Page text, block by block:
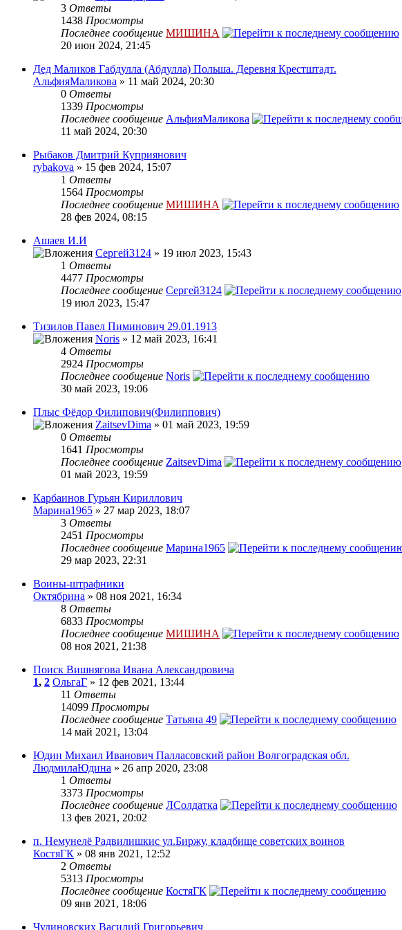
3 Ответы
1438 Просмотры
Последнее сообщение МИШИНА
20 июн 2024, 21:45
Дед Маликов Габдулла (Абдулла) Польша. Деревня Крестштадт.
АльфияМаликова » 11 май 2024, 20:30
0 Ответы
1339 Просмотры
Последнее сообщение АльфияМаликова
11 май 2024, 20:30
Рыбаков Дмитрий Куприянович
rybakova » 15 фев 2024, 15:07
1 Ответы
1564 Просмотры
Последнее сообщение МИШИНА
28 фев 2024, 08:15
Ашаев И.И
Сергей3124 » 19 июл 2023, 15:43
1 Ответы
4477 Просмотры
Последнее сообщение Сергей3124
19 июл 2023, 15:47
Тизилов Павел Пиминович 29.01.1913
Noris » 12 май 2023, 16:41
4 Ответы
2924 Просмотры
Последнее сообщение Noris
30 май 2023, 19:06
Плыс Фёдор Филипович(Филиппович)
ZaitsevDima » 01 май 2023, 19:59
0 Ответы
1641 Просмотры
Последнее сообщение ZaitsevDima
01 май 2023, 19:59
Карбаинов Гурьян Кириллович
Марина1965 » 27 мар 2023, 18:07
3 Ответы
2451 Просмотры
Последнее сообщение Марина1965
29 мар 2023, 22:31
Воины-штрафники
Октябрина » 08 ноя 2021, 16:34
8 Ответы
6833 Просмотры
Последнее сообщение МИШИНА
08 ноя 2021, 21:38
Поиск Вишнягова Ивана Александровича
1, 2 ОльгаГ » 12 фев 2021, 13:44
11 Ответы
14099 Просмотры
Последнее сообщение Татьяна 49
14 май 2021, 13:04
Юдин Михаил Иванович Палласовский район Волгоградская обл.
ЛюдмилаЮдина » 26 апр 2020, 23:08
1 Ответы
3373 Просмотры
Последнее сообщение ЛСолдатка
13 фев 2021, 20:02
п. Немунелё Радвилишкис ул.Биржу, кладбище советских воинов
КостяГК » 08 янв 2021, 12:52
2 Ответы
5313 Просмотры
Последнее сообщение КостяГК
09 янв 2021, 18:06
Чудиновских Василий Григорьевич